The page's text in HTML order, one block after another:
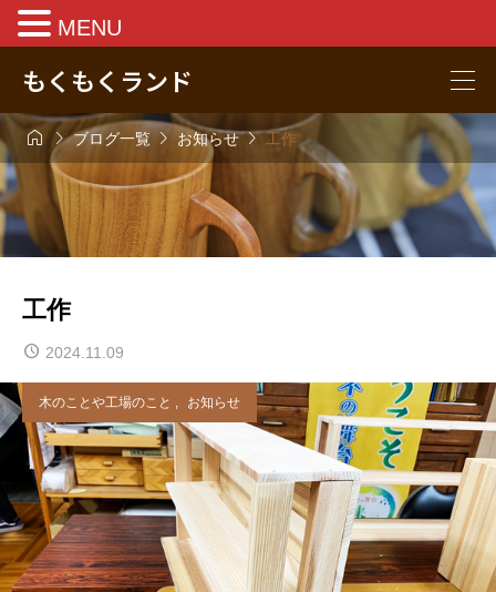
もくもくランド
ブログ一覧お知らせ工作
工作
2024.11.09
木のことや工場のこと , お知らせ
MENU